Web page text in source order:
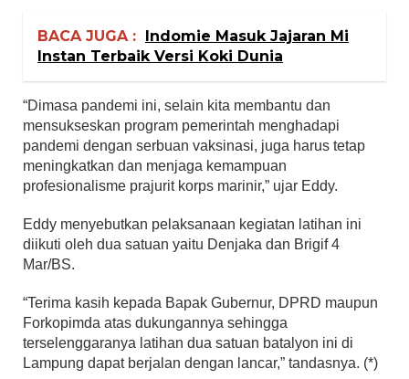
BACA JUGA :
Indomie Masuk Jajaran Mi
Instan Terbaik Versi Koki Dunia
“Dimasa pandemi ini, selain kita membantu dan
mensukseskan program pemerintah menghadapi
pandemi dengan serbuan vaksinasi, juga harus tetap
meningkatkan dan menjaga kemampuan
profesionalisme prajurit korps marinir,” ujar Eddy.
Eddy menyebutkan pelaksanaan kegiatan latihan ini
diikuti oleh dua satuan yaitu Denjaka dan Brigif 4
Mar/BS.
“Terima kasih kepada Bapak Gubernur, DPRD maupun
Forkopimda atas dukungannya sehingga
terselenggaranya latihan dua satuan batalyon ini di
Lampung dapat berjalan dengan lancar,” tandasnya. (*)